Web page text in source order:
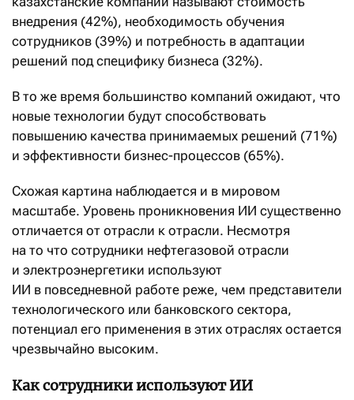
внедрения (42%), необходимость обучения
сотрудников (39%) и потребность в адаптации
решений под специфику бизнеса (32%).
В то же время большинство компаний ожидают, что
новые технологии будут способствовать
повышению качества принимаемых решений (71%)
и эффективности бизнес-процессов (65%).
Схожая картина наблюдается и в мировом
масштабе. Уровень проникновения ИИ существенно
отличается от отрасли к отрасли. Несмотря
на то что сотрудники нефтегазовой отрасли
и электроэнергетики используют
ИИ в повседневной работе реже, чем представители
технологического или банковского сектора,
потенциал его применения в этих отраслях остается
чрезвычайно высоким.
Как сотрудники используют ИИ